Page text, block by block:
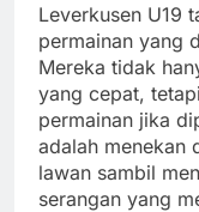
Leverkusen U19
permainan yang
Mereka tidak
yang cepat,
permainan jika
adalah menekan
lawan sambil
serangan yang